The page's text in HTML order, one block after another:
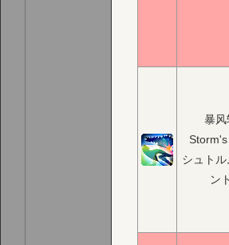
暴风
シュトル
ント